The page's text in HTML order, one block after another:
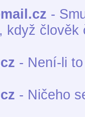
-
když člověk
- Není-li
- Ničeho